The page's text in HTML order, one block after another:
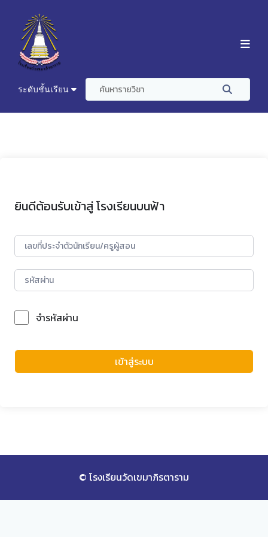
ระดับชั้นเรียน
ยินดีต้อนรับเข้าสู่ โรงเรียนบนฟ้า
จำรหัสผ่าน
เข้าสู่ระบบ
© โรงเรียนวัดเขมาภิรตาราม